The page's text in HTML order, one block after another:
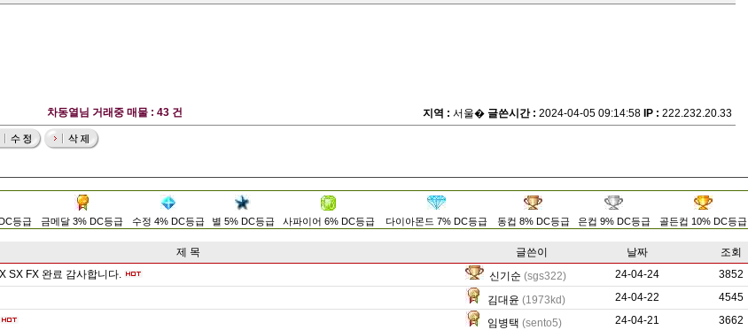
차동열님 거래중 매물 : 43 건 지역 : 서울� 글쓴시간 : 2024-04-05 09:14:58 IP : 222.232.20.33
등급 금메달 3% DC등급 수정 4% DC등급 별 5% DC등급 사파이어 6% DC등급 다이아몬드 7% DC등급 동컵 8% DC등급 은컵 9% DC등급 골든컵 10% DC등급
제 목 글쓴이 날짜
조회
SX FX 완료 감사합니다. 신기순 (sgs322) 24-04-24
3852
김대윤 (1973kd) 24-04-22
4545
임병택 (sento5) 24-04-21
3662